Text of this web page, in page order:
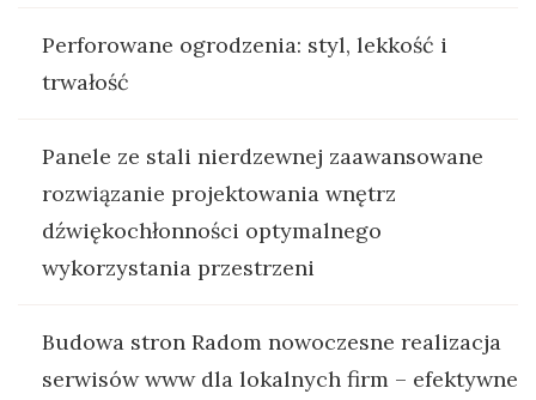
Perforowane ogrodzenia: styl, lekkość i
trwałość
Panele ze stali nierdzewnej zaawansowane
rozwiązanie projektowania wnętrz
dźwiękochłonności optymalnego
wykorzystania przestrzeni
Budowa stron Radom nowoczesne realizacja
serwisów www dla lokalnych firm – efektywne